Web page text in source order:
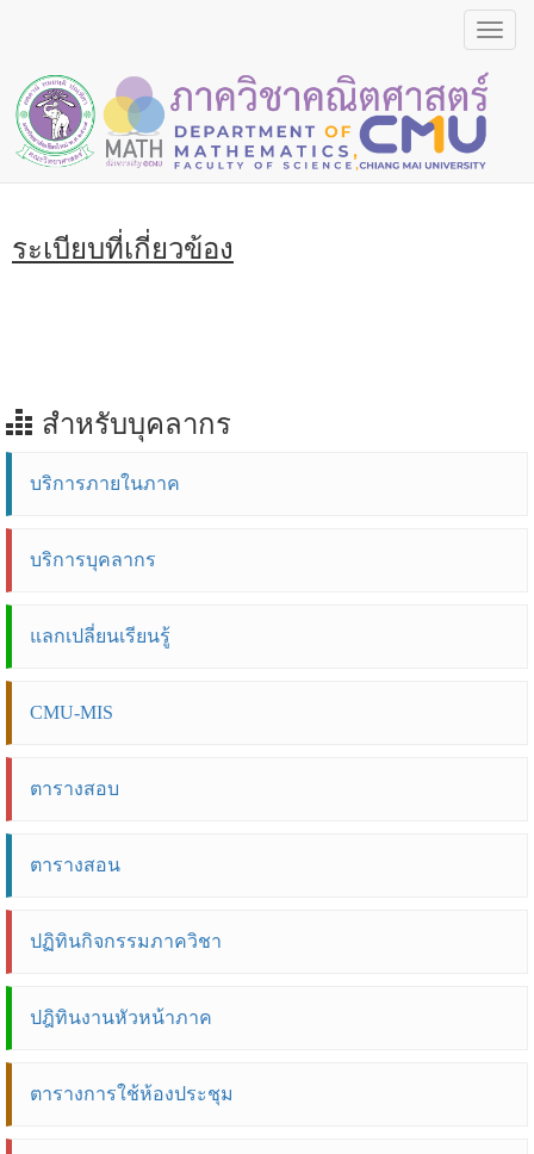
ระเบียบที่เกี่ยวข้อง
สำหรับบุคลากร
บริการภายในภาค
บริการบุคลากร
แลกเปลี่ยนเรียนรู้
CMU-MIS
ตารางสอบ
ตารางสอน
ปฏิทินกิจกรรมภาควิชา
ปฎิทินงานหัวหน้าภาค
ตารางการใช้ห้องประชุม